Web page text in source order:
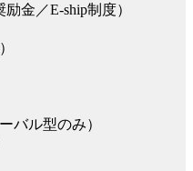
金／E-ship制度）
バル型のみ）